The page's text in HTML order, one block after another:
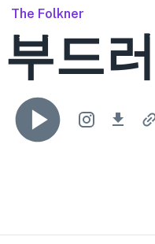
The Folkner
부드